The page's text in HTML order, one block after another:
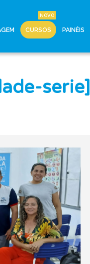
CURSOS PAINÉIS
serie]